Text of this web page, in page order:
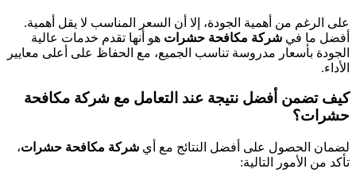
على الرغم من أهمية الجودة، إلا أن السعر المناسب لا يقل أهمية.
أفضل ما في شركة مكافحة حشرات هو أنها تقدم خدمات عالية
الجودة بأسعار مدروسة تناسب الجميع، مع الحفاظ على أعلى معايير
الأداء.
كيف تضمن أفضل نتيجة عند التعامل مع شركة مكافحة
حشرات؟
لضمان الحصول على أفضل النتائج مع أي شركة مكافحة حشرات،
تأكد من الأمور التالية: